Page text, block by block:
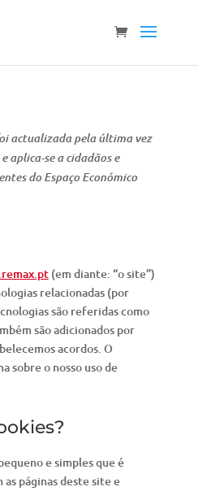
actualizada pela última vez
aplica-se a cidadãos e
do Espaço Económico
(em diante: “o site”)
relacionadas (por
são referidas como
são adicionados por
acordos. O
sobre o nosso uso de
e simples que é
páginas deste site e